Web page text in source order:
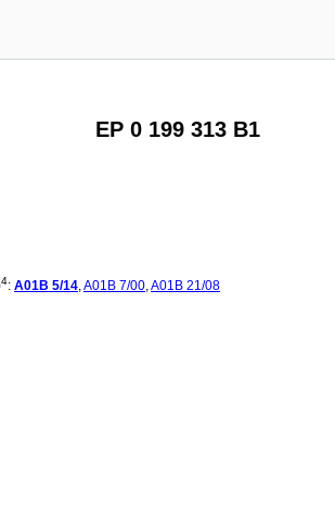
EP 0 199 313 B1
4: A01B 5/14,A01B 7/00,A01B 21/08